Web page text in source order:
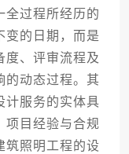
全过程所经历的
变的日期，而是
度、评审流程及
的动态过程。其
计服务的实体具
项目经验与合规
筑照明工程的设